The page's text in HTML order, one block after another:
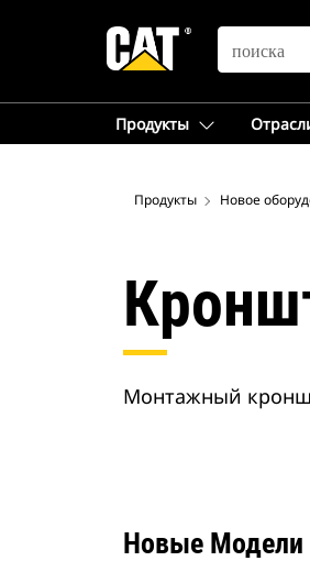
SEARCH
Продукты
Продукты Новое
Монтажный
Новые Модели